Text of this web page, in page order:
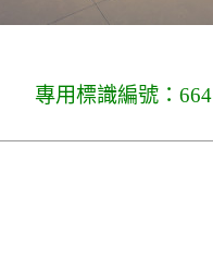
專用標識編號：664